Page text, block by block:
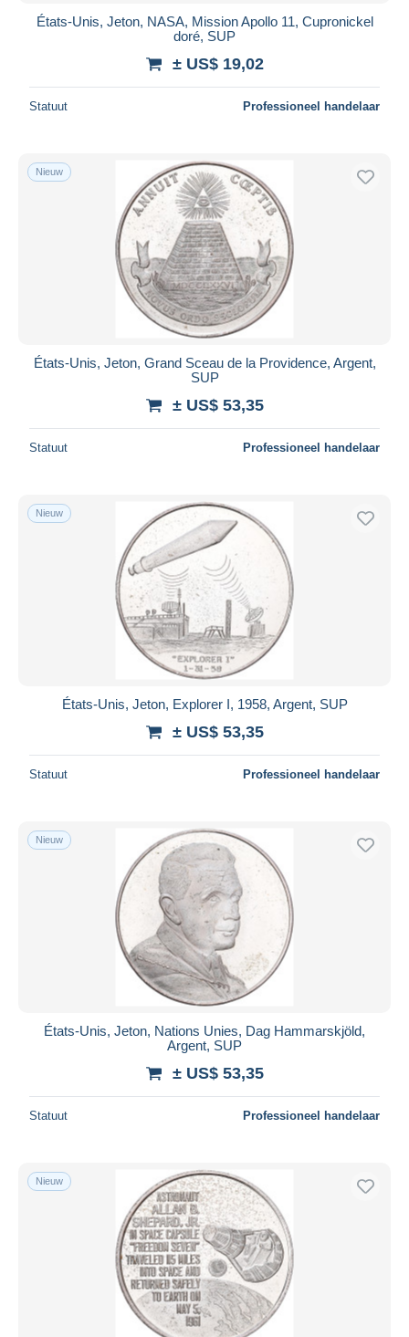
Woonplaats van de verkoper
Toepassen
États-Unis, Jeton, NASA, Mission Apollo 11, Cupronickel
doré, SUP
± US$ 19,02
Statuut Professioneel handelaar
Nieuw
États-Unis, Jeton, Grand Sceau de la Providence, Argent,
SUP
± US$ 53,35
Statuut Professioneel handelaar
Nieuw
États-Unis, Jeton, Explorer I, 1958, Argent, SUP
± US$ 53,35
Statuut Professioneel handelaar
Nieuw
États-Unis, Jeton, Nations Unies, Dag Hammarskjöld,
Argent, SUP
± US$ 53,35
Statuut Professioneel handelaar
Nieuw